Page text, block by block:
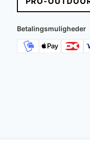
Betalingsmuligheder